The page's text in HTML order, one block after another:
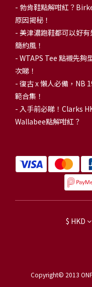
- 勃肯鞋點解咁紅？
原因揭秘！
- 美津濃跑鞋都可以好
簡約風！
- WTAPS Tee 點襯先夠
次睇！
- 復古 x 懶人必備，NB
範合集！
- 入手前必睇！Clarks
Wallabee點解咁紅？
$ HKD
Copyright© 2013